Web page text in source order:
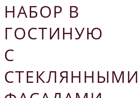
НАБОР В
ГОСТИНУЮ
С
СТЕКЛЯННЫМИ